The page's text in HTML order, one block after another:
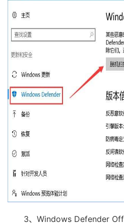
3、Windows Defender